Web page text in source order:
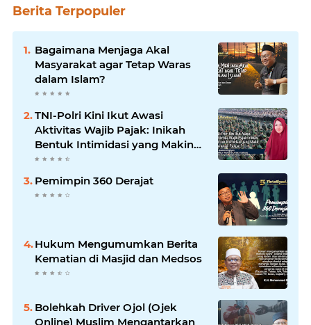
Berita Terpopuler
Bagaimana Menjaga Akal
Masyarakat agar Tetap Waras
dalam Islam?
TNI-Polri Kini Ikut Awasi
Aktivitas Wajib Pajak: Inikah
Bentuk Intimidasi yang Makin
Menekan Rakyat?
Pemimpin 360 Derajat
Hukum Mengumumkan Berita
Kematian di Masjid dan Medsos
Bolehkah Driver Ojol (Ojek
Online) Muslim Mengantarkan